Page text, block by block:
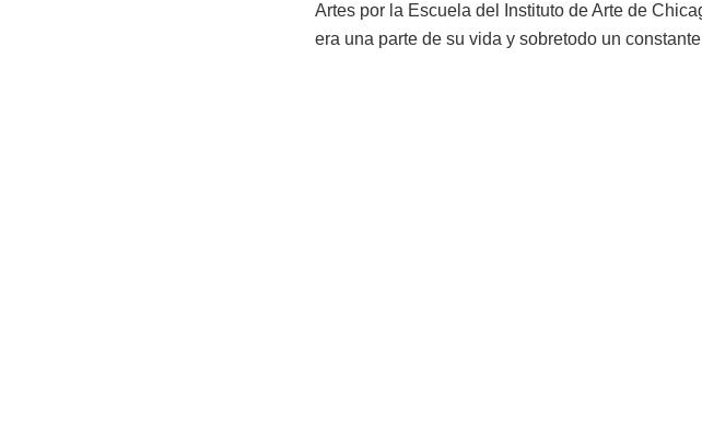
Artes por la Escuela del Instituto de Arte de
era una parte de su vida y sobretodo un